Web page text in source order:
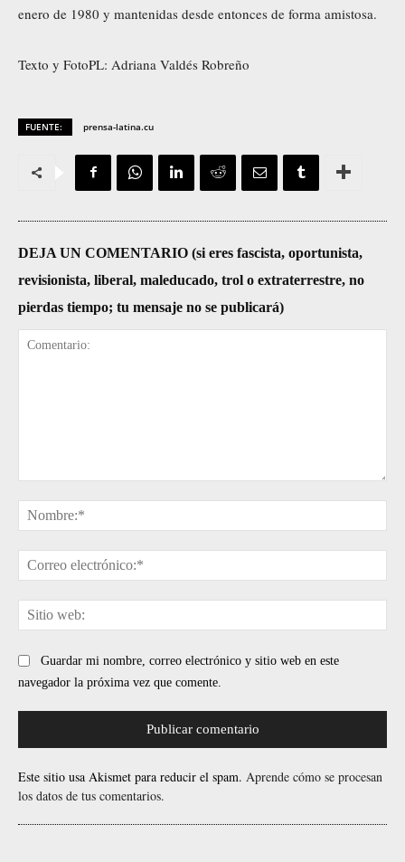
enero de 1980 y mantenidas desde entonces de forma amistosa.
Texto y FotoPL: Adriana Valdés Robreño
FUENTE: prensa-latina.cu
DEJA UN COMENTARIO (si eres fascista, oportunista,
revisionista, liberal, maleducado, trol o extraterrestre, no
pierdas tiempo; tu mensaje no se publicará)
Guardar mi nombre, correo electrónico y sitio web en este
navegador la próxima vez que comente.
Este sitio usa Akismet para reducir el spam. Aprende cómo se procesan
los datos de tus comentarios.